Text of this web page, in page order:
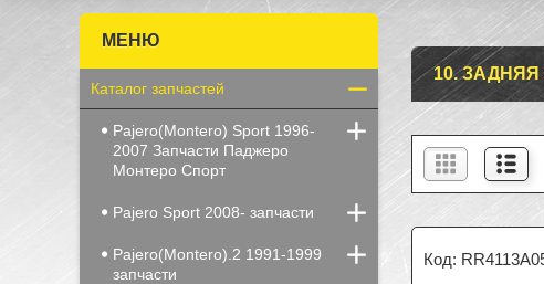
10.
Каталог запчастей
Pajero(Montero) Sport 1996-
2007 Запчасти Паджеро
Монтеро Спорт
Pajero Sport 2008- запчасти
Pajero(Montero).2 1991-1999
запчасти